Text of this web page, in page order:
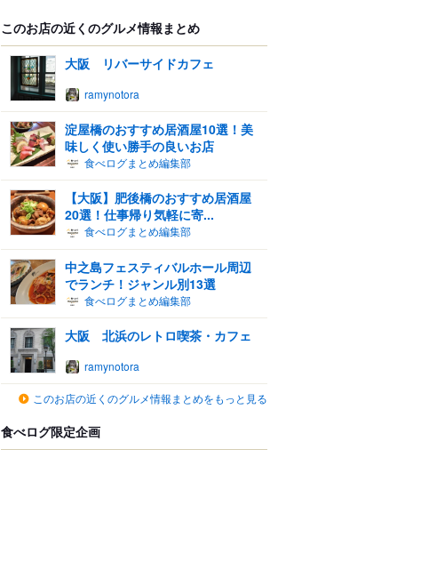
このお店の近くのグルメ情報まとめ
大阪 リバーサイドカフェ
ramynotora
淀屋橋のおすすめ居酒屋10選！美
味しく使い勝手の良いお店
食べログまとめ編集部
【大阪】肥後橋のおすすめ居酒屋
20選！仕事帰り気軽に寄...
食べログまとめ編集部
中之島フェスティバルホール周辺
でランチ！ジャンル別13選
食べログまとめ編集部
大阪 北浜のレトロ喫茶・カフェ
ramynotora
このお店の近くのグルメ情報まとめをもっと見る
食べログ限定企画